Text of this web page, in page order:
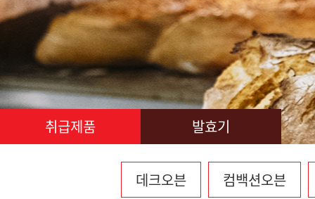
취급제품 발효기
데크오븐 컴백션오븐